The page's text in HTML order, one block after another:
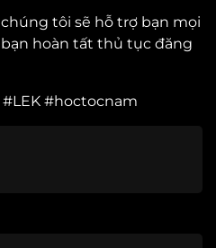
tôi sẽ hỗ trợ bạn mọi
hoàn tất thủ tục đăng
#hoctocnam